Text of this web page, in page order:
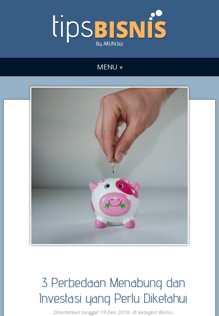
MENU »
3 Perbedaan Menabung dan
Investasi yang Perlu Diketahui
Diterbitkan tanggal 19 Des 2019, di kategori Bisnis.